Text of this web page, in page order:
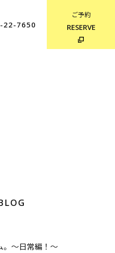
22-7650
ご予約
RESERVE
。〜日常編！〜